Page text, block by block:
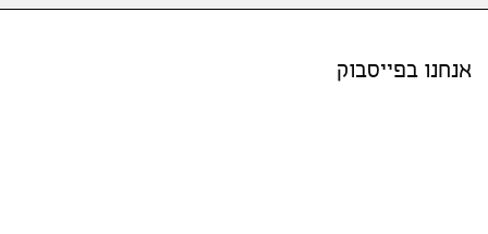
אנחנו בפייסבוק